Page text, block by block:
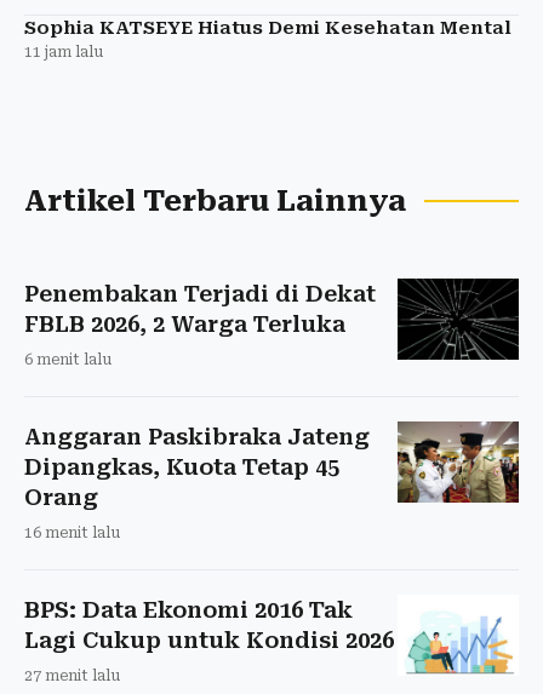
Sophia KATSEYE Hiatus Demi Kesehatan Mental
11 jam lalu
Artikel Terbaru Lainnya
Penembakan Terjadi di Dekat
FBLB 2026, 2 Warga Terluka
6 menit lalu
Anggaran Paskibraka Jateng
Dipangkas, Kuota Tetap 45
Orang
16 menit lalu
BPS: Data Ekonomi 2016 Tak
Lagi Cukup untuk Kondisi 2026
27 menit lalu